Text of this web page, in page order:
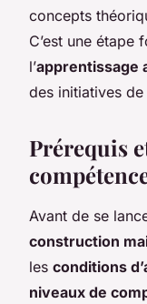
concepts
C’est une étape
l’apprentissage
des initiatives
Prérequis
Avant de se
construction
les conditions
niveaux de